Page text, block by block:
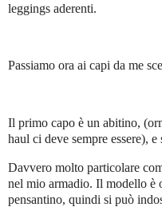
leggings aderenti.
Passiamo ora ai capi da me
Il primo capo è un abitino,
haul ci deve sempre essere),
Davvero molto particolare
nel mio armadio. Il modello è
pensantino, quindi si può